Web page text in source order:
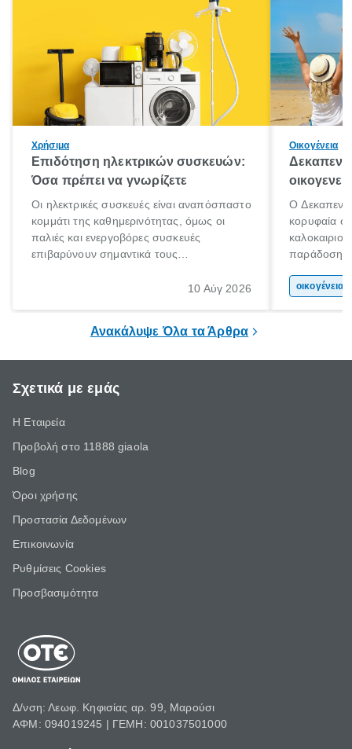
Χρήσιμα
Επιδότηση ηλεκτρικών συσκευών:
Όσα πρέπει να γνωρίζετε
Οι ηλεκτρικές συσκευές είναι αναπόσπαστο
κομμάτι της καθημερινότητας, όμως οι
παλιές και ενεργοβόρες συσκευές
επιβαρύνουν σημαντικά τους
Εδώ ακριβώς έρχεται να βοηθήσει η
καλύπτουν μέρος του κόστους
10 Αύγ 2026
Οικογένεια
Ο
κορυφαία
παράδοση με
χώρας. Είτε
Ανακάλυψε Όλα τα Άρθρα
Σχετικά με εμάς
Η Εταιρεία
Προβολή στο 11888 giaola
Blog
Όροι χρήσης
Προστασία Δεδομένων
Επικοινωνία
Ρυθμίσεις Cookies
Προσβασιμότητα
Δ/νση: Λεωφ. Κηφισίας αρ. 99, Μαρούσι
ΑΦΜ: 094019245 | ΓΕΜΗ: 001037501000